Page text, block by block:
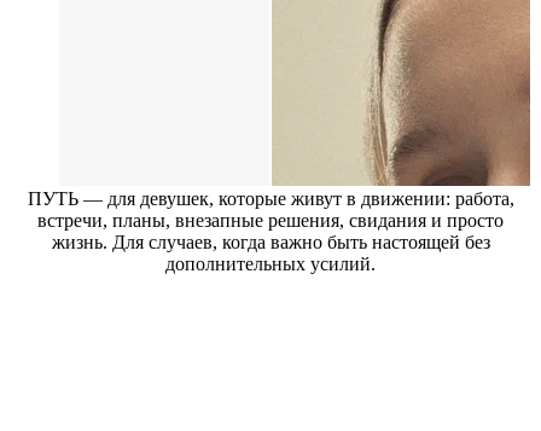
ПУТЬ — для девушек, которые живут в движении: работа,
встречи, планы, внезапные решения, свидания и просто
жизнь. Для случаев, когда важно быть настоящей без
дополнительных усилий.